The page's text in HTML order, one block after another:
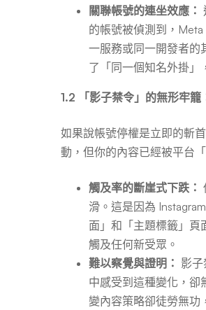
關聯帳號的連坐效應：
的帳號被偵測到，
一服務或同一開發者的
了「同一個知名外掛」
1.2 「影子禁令」的無形牢
如果說帳號停權是立即的斬
動，但你的內容已經被平台
觸及率的斷崖式下跌：
滑。這是因為
面」和「主題標籤」頁
觸及任何新受眾。
難以察覺與證明： 影
中感受到這種變化，卻
變內容策略卻徒勞無功